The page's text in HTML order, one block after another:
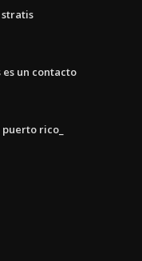
un contacto
rico_